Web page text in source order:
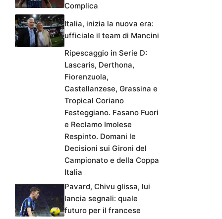
Complica
Italia, inizia la nuova era:
ufficiale il team di Mancini
Ripescaggio in Serie D:
Lascaris, Derthona,
Fiorenzuola,
Castellanzese, Grassina e
Tropical Coriano
Festeggiano. Fasano Fuori
e Reclamo Imolese
Respinto. Domani le
Decisioni sui Gironi del
Campionato e della Coppa
Italia
Pavard, Chivu glissa, lui
lancia segnali: quale
futuro per il francese